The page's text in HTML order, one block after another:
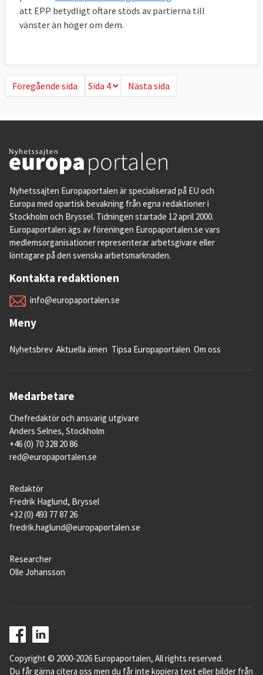
att EPP betydligt oftare stöds av partierna till
vänster än höger om dem.
Föregående sida
Föregående sida Nästa sida
Nästa sida
Nyhetssajten Europaportalen är specialiserad på EU och
Europa med opartisk bevakning från egna redaktioner i
Stockholm och Bryssel. Tidningen startade 12 april 2000.
Europaportalen ägs av föreningen Europaportalen.se vars
medlemsorganisationer representerar arbetsgivare eller
löntagare på den svenska arbetsmarknaden.
Kontakta redaktionen
info@europaportalen.se
Meny
Nyhetsbrev Aktuella ämen Tipsa Europaportalen Om oss
Medarbetare
Chefredaktör och ansvarig utgivare
Anders Selnes, Stockholm
+46 (0) 70 328 20 86
red@europaportalen.se
Redaktör
Fredrik Haglund, Bryssel
+32 (0) 493 77 87 26
fredrik.haglund@europaportalen.se
Researcher
Olle Johansson
Copyright © 2000-2026 Europaportalen, All rights reserved.
Du får gärna citera oss men du får inte kopiera text eller bilder från